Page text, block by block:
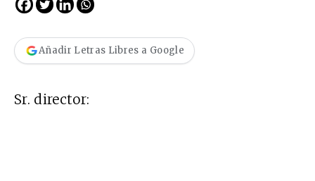
Añadir Letras Libres a Google
Sr. director: